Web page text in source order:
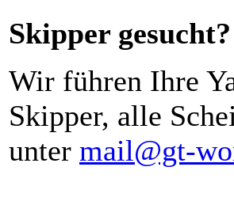
Skipper gesucht?
Wir führen Ihre
Skipper, alle
unter mail@gt-